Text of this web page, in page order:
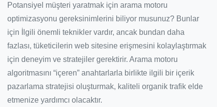
Potansiyel müşteri yaratmak için arama motoru
optimizasyonu gereksinimlerini biliyor musunuz? Bunlar
için İlgili önemli teknikler vardır, ancak bundan daha
fazlası, tüketicilerin web sitesine erişmesini kolaylaştırmak
için deneyim ve stratejiler gerektirir. Arama motoru
algoritmasını “içeren” anahtarlarla birlikte ilgili bir içerik
pazarlama stratejisi oluşturmak, kaliteli organik trafik elde
etmenize yardımcı olacaktır.